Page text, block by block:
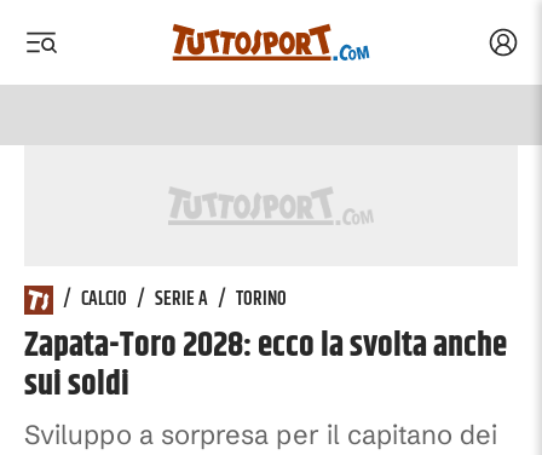
/ CALCIO / SERIE A / TORINO
Zapata-Toro 2028: ecco la svolta anche
sui soldi
Sviluppo a sorpresa per il capitano dei